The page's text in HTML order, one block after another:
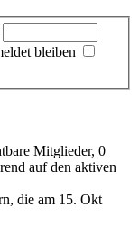
bleiben
Mitglieder, 0
auf den aktiven
die am 15. Okt